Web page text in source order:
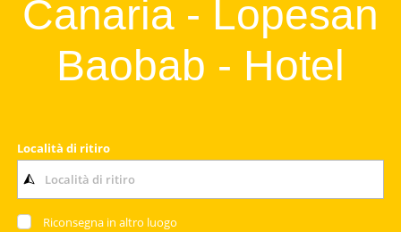
Canaria - Lopesan
Baobab - Hotel
Località di ritiro
Riconsegna in altro luogo